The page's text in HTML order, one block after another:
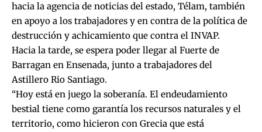
hacia la agencia de noticias del estado, Télam, también
en apoyo a los trabajadores y en contra de la política de
destrucción y achicamiento que contra el INVAP.
Hacia la tarde, se espera poder llegar al Fuerte de
Barragan en Ensenada, junto a trabajadores del
Astillero Rio Santiago.
“Hoy está en juego la soberanía. El endeudamiento
bestial tiene como garantía los recursos naturales y el
territorio, como hicieron con Grecia que está